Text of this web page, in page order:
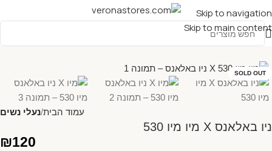
Skip to navigation
Skip to main content
SOLD OUT
עמוד הבית נעלי נשים
ניו באלאנס X מיו מיו 530
₪120